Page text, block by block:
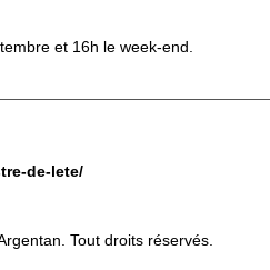
et 16h le week-end.
de-lete/
Tout droits réservés.